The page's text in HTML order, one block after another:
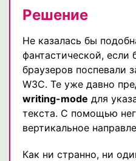
Решение
Не казалась бы
фантастической, если
браузеров поспевали
W3C. Те уже давно
writing-mode для
текста. С помощью
вертикальное
Как ни странно, ни